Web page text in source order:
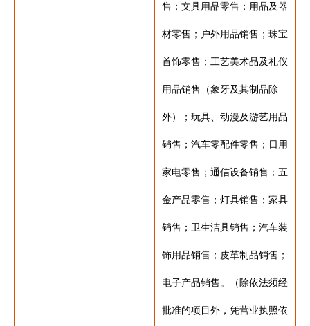
售；文具用品零售；用品及器
材零售；户外用品销售；珠宝
首饰零售；工艺美术品及礼仪
用品销售（象牙及其制品除
外）；玩具、动漫及游艺用品
销售；汽车零配件零售；日用
家电零售；通信设备销售；五
金产品零售；灯具销售；家具
销售；卫生洁具销售；汽车装
饰用品销售；皮革制品销售；
电子产品销售。（除依法须经
批准的项目外，凭营业执照依